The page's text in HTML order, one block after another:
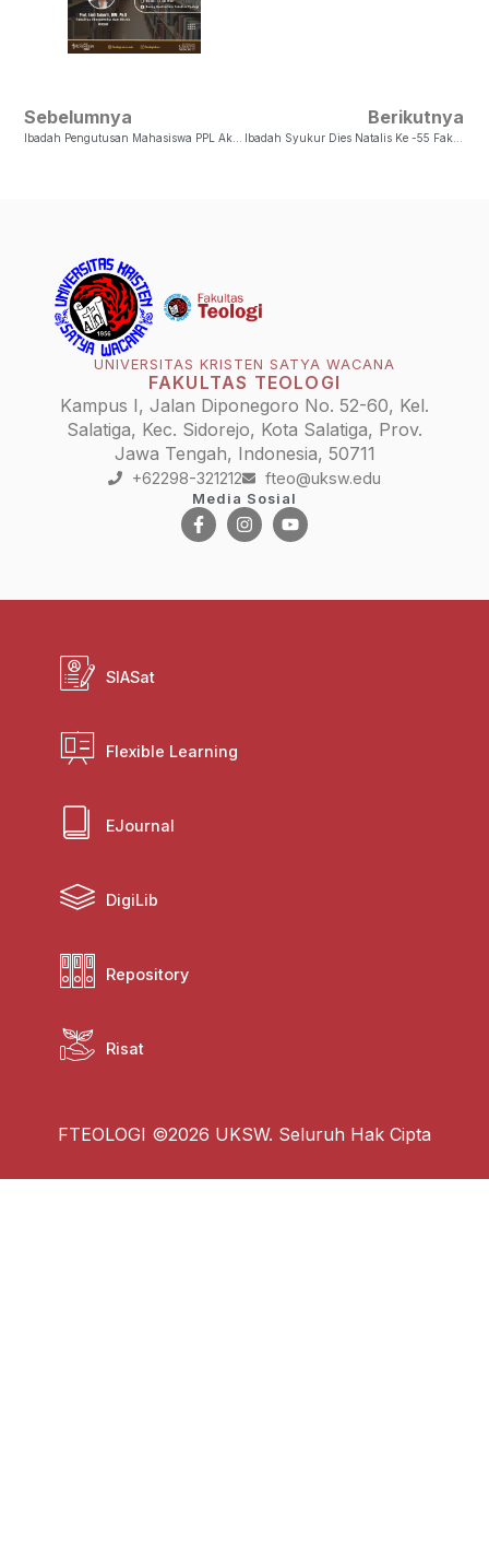
Sebelumnya Berikutnya
Ibadah Syukur Dies Natalis Ke -55 Fakultas Teologi UKSW
UNIVERSITAS KRISTEN SATYA WACANA
FAKULTAS TEOLOGI
Kampus I, Jalan Diponegoro No. 52-60, Kel.
Salatiga, Kec. Sidorejo, Kota Salatiga, Prov.
Jawa Tengah, Indonesia, 50711
+62298-321212 fteo@uksw.edu
Media Sosial
SIASat
Flexible Learning
EJournal
DigiLib
Repository
Risat
FTEOLOGI ©2026 UKSW. Seluruh Hak Cipta